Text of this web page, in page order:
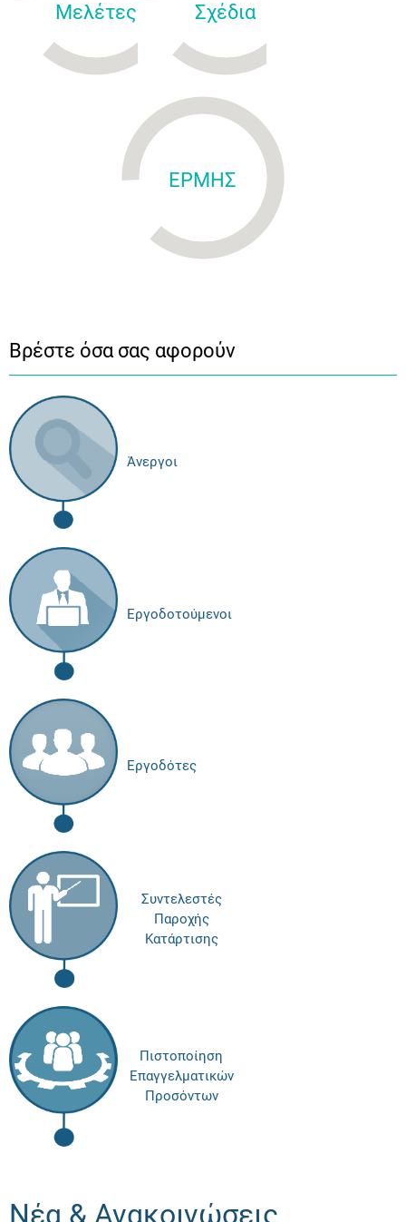
Μελέτες
Σχέδια
ΕΡΜΗΣ
Βρέστε όσα σας αφορούν
Άνεργοι
Εργοδοτούμενοι
Εργοδότες
Συντελεστές
Παροχής
Κατάρτισης
Πιστοποίηση
Επαγγελματικών
Προσόντων
Νέα & Ανακοινώσεις